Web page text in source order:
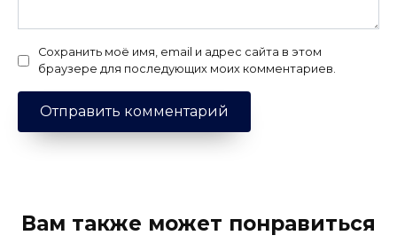
Сохранить моё имя, email и адрес сайта в этом
браузере для последующих моих комментариев.
Вам также может понравиться